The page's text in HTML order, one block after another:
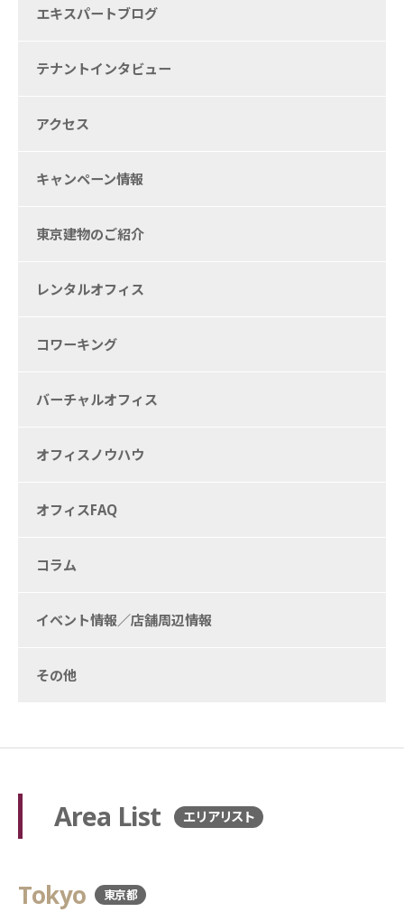
エキスパートブログ
テナントインタビュー
アクセス
キャンペーン情報
東京建物のご紹介
レンタルオフィス
コワーキング
バーチャルオフィス
オフィスノウハウ
オフィスFAQ
コラム
イベント情報／店舗周辺情報
その他
Area List エリアリスト
Tokyo 東京都